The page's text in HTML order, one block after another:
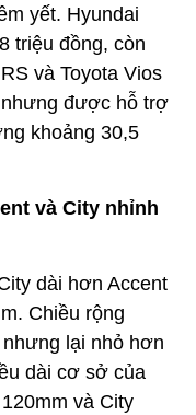
yết. Hyundai
triệu đồng, còn
và Toyota Vios
được hỗ trợ
khoảng 30,5
và City nhỉnh
dài hơn Accent
Chiều rộng
lại nhỏ hơn
dài cơ sở của
và City